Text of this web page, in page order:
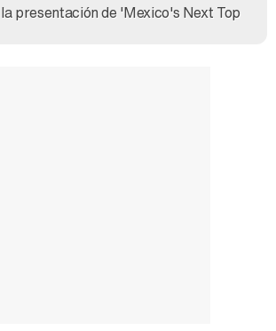
Así se tomó Felipe VI que la Infanta Sofía no quisiera recibir formación militar
presentación de 'Mexico's Next Top